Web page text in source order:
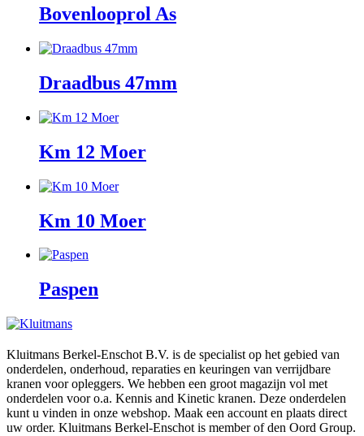
Bovenlooprol As
Draadbus 47mm
Km 12 Moer
Km 10 Moer
Paspen
Kluitmans Berkel-Enschot B.V. is de specialist op het gebied van
onderdelen, onderhoud, reparaties en keuringen van verrijdbare
kranen voor opleggers. We hebben een groot magazijn vol met
onderdelen voor o.a. Kennis and Kinetic kranen. Deze onderdelen
kunt u vinden in onze webshop. Maak een account en plaats direct
uw order. Kluitmans Berkel-Enschot is member of den Oord Group.